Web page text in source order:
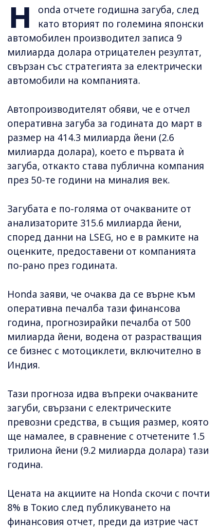
H
onda отчете годишна загуба, след
като вторият по големина японски
автомобилен производител записа 9
милиарда долара отрицателен резултат,
свързан със стратегията за електрически
автомобили на компанията.
Автопроизводителят обяви, че е отчел
оперативна загуба за годината до март в
размер на 414.3 милиарда йени (2.6
милиарда долара), което е първата ѝ
загуба, откакто става публична компания
през 50-те години на миналия век.
Загубата е по-голяма от очакваните от
анализаторите 315.6 милиарда йени,
според данни на LSEG, но е в рамките на
оценките, предоставени от компанията
по-рано през годината.
Honda заяви, че очаква да се върне към
оперативна печалба тази финансова
година, прогнозирайки печалба от 500
милиарда йени, водена от разрастващия
се бизнес с мотоциклети, включително в
Индия.
Тази прогноза идва въпреки очакваните
загуби, свързани с електрическите
превозни средства, в същия размер, която
ще намалее, в сравнение с отчетените 1.5
трилиона йени (9.2 милиарда долара) тази
година.
Цената на акциите на Honda скочи с почти
8% в Токио след публикуването на
финансовия отчет, преди да изтрие част